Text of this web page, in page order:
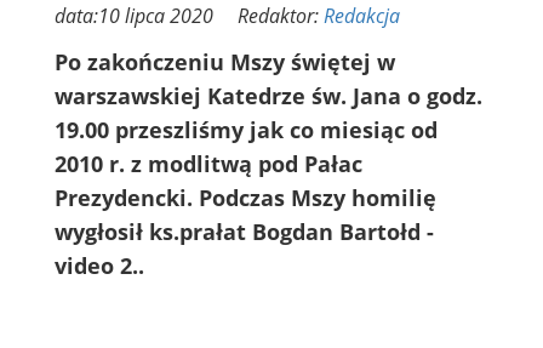
data:10 lipca 2020 Redaktor:Redakcja
Po zakończeniu Mszy świętej w
warszawskiej Katedrze św. Jana o godz.
19.00 przeszliśmy jak co miesiąc od
2010 r. z modlitwą pod Pałac
Prezydencki. Podczas Mszy homilię
wygłosił ks.prałat Bogdan Bartołd -
video 2..